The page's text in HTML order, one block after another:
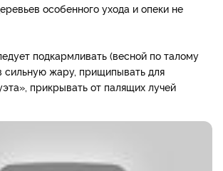
особенного ухода и опеки не
подкармливать (весной по талому
сильную жару, прищипывать для
прикрывать от палящих лучей